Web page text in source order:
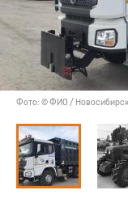
Фото: © ФИО /